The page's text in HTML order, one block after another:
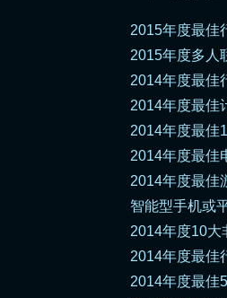
2015年度最佳
2015年度多人
2014年度最佳
2014年度最佳
2014年度最佳
2014年度最佳
2014年度最佳
智能型手机或
2014年度10大
2014年度最佳
2014年度最佳